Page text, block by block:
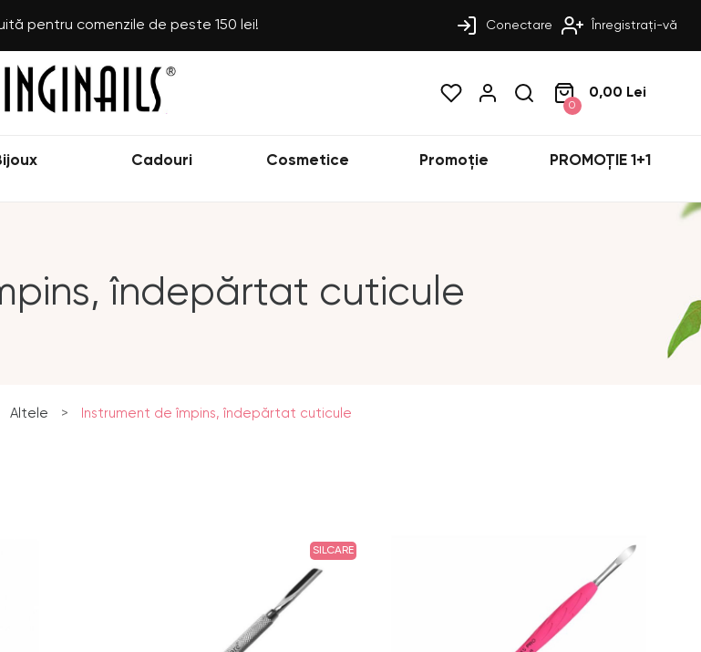
pentru comenzile de peste 150 lei! Conectare Înregistrați-vă
0
0,00 Lei
Cadouri Cosmetice Promoție PROMOȚIE 1+1
îndepărtat cuticule
Altele > Instrument de împins, îndepărtat cuticule
SILCARE